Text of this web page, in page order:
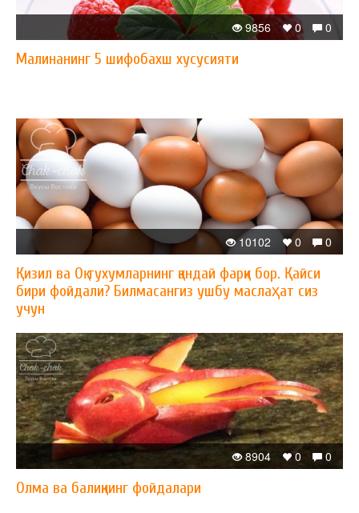
0
0
9856
Малинанинг 5 шифобахш хусусияти
0
0
10102
Қизил ва Оқ тухумларнинг қандай фарқи бор. Қайси
бири фойдали? Билмасангиз ушбу маслаҳат сиз
учун
0
0
8904
Олма ва балиқнинг фойдалари